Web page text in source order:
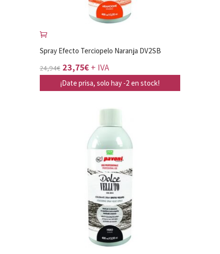
Spray Efecto Terciopelo Naranja DV2SB
24,94€ El
precio
23,75€El
precio
23,75€.
+ IVA
¡Date prisa, solo hay -2 en stock!